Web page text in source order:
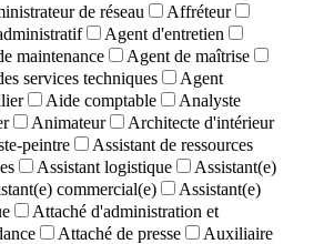
de réseau
Affréteur
Agent d'entretien
maintenance
Agent de maîtrise
services techniques
Agent
Aide comptable
Analyste
Animateur
Architecte d'intérieur
peintre
Assistant de ressources
Assistant logistique
Assistant(e)
commercial(e)
Assistant(e)
Attaché d'administration et
Attaché de presse
Auxiliaire